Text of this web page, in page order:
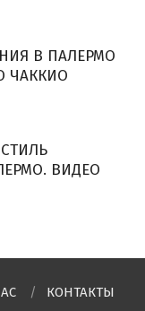
В ПАЛЕРМО
ЧАККИО
ВИДЕО
КОНТАКТЫ